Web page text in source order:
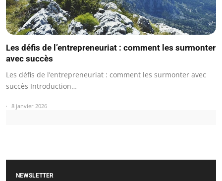
Les défis de l’entrepreneuriat : comment les surmonter
avec succès
Les défis de l’entrepreneuriat : comment les surmonter avec
succès Introduction…
8 janvier 2026
NEWSLETTER